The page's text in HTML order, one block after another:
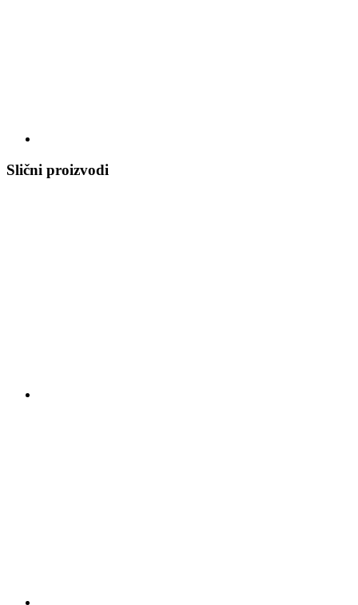
Slični proizvodi